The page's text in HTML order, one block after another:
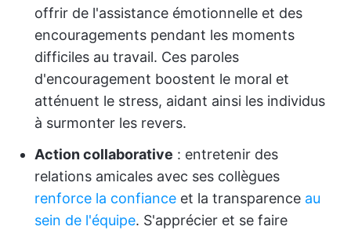
offrir de l'assistance émotionnelle et des
encouragements pendant les moments
difficiles au travail. Ces paroles
d'encouragement boostent le moral et
atténuent le stress, aidant ainsi les individus
à surmonter les revers.
Action collaborative : entretenir des
relations amicales avec ses collègues
renforce la confiance et la transparence au
sein de l'équipe. S'apprécier et se faire